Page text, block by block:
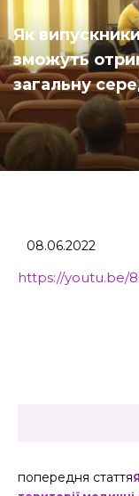
Як
зможуть
загальну
08.06.2022
https://youtu.be/
попередня стаття